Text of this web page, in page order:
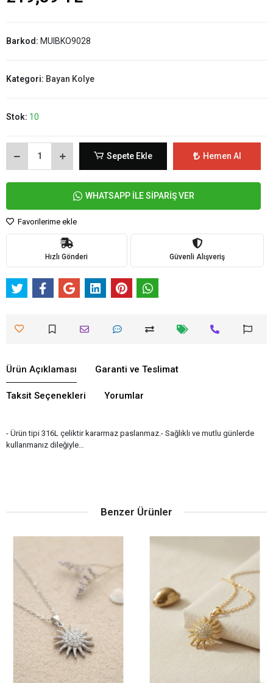
Barkod: MUIBKO9028
Kategori: Bayan Kolye
Stok: 10
Sepete Ekle Hemen Al
WHATSAPP İLE SİPARİŞ VER
Favorilerime ekle
Hızlı Gönderi Güvenli Alışveriş
Ürün Açıklaması Garanti ve Teslimat
Taksit Seçenekleri Yorumlar
- Ürün tipi 316L çeliktir kararmaz paslanmaz.- Sağlıklı ve mutlu günlerde
kullanmanız dileğiyle…
Benzer Ürünler